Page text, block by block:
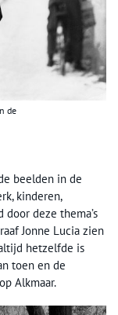
de
beelden in de
kinderen,
deze thema’s
Jonne Lucia zien
hetzelfde is
toen en de
Alkmaar.